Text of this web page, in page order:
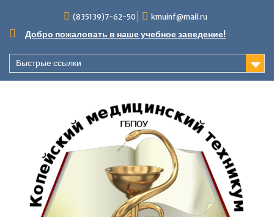
содержимому
(835139)7-62-50 kmuinf@mail.ru
Добро пожаловать в наше учебное заведение!
Быстрые ссылки